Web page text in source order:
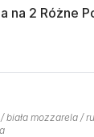
na 2 Różne
mozzarela /